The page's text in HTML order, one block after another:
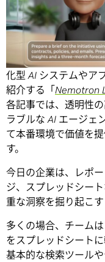
編集者注:本記事は、
ト、トレーニング手法
化型 AI システムやア
紹介する「Nemotron
各記事では、透明性
ラブルな AI エージェ
て本番環境で価値を
す。
今日の企業は、レポ
ジ、スプレッドシー
重な洞察を掘り起こ
多くの場合、チーム
をスプレッドシート
基本的な検索ツール